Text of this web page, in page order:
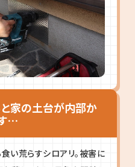
家の土台が内部か
…
い荒らすシロアリ。被害に